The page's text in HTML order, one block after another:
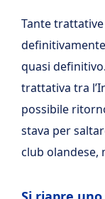
Tante
quasi
trattativa tra
possibile
stava per
club olandese,